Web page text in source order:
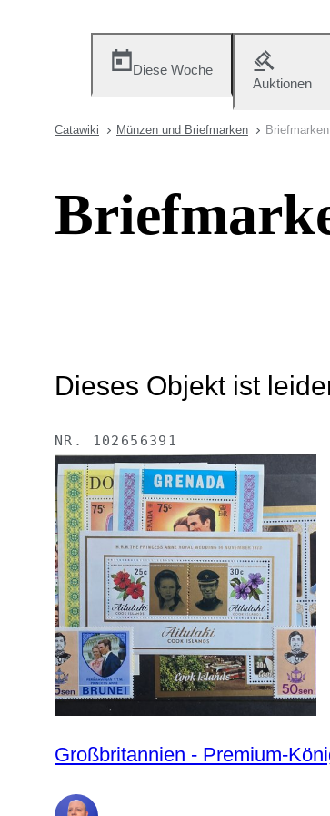
Diese Woche
Auktionen
Catawiki Münzen und Briefmarken Briefmarken
Dieses Objekt ist
NR. 102656391
Großbritannien -